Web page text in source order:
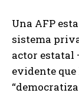
Una AFP
sistema
actor estatal
evidente que